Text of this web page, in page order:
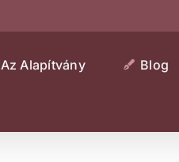
Az Alapítvány Blog